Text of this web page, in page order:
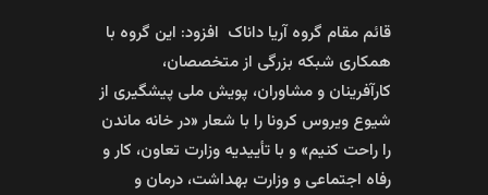
قائم مقام گروه آریا داناک افزود: این گروه با
همکاری شبکه بزرگی از متخصصان،
کارآفرینان و مشاوران، پویش ملی پیشگیری از
شیوع ویروس کرونا را با شعار «در خانه ماندن
را راحت کنیم» و با تأییدیه وزارت تعاون، کار و
رفاه اجتماعی و وزارت بهداشت، درمان و